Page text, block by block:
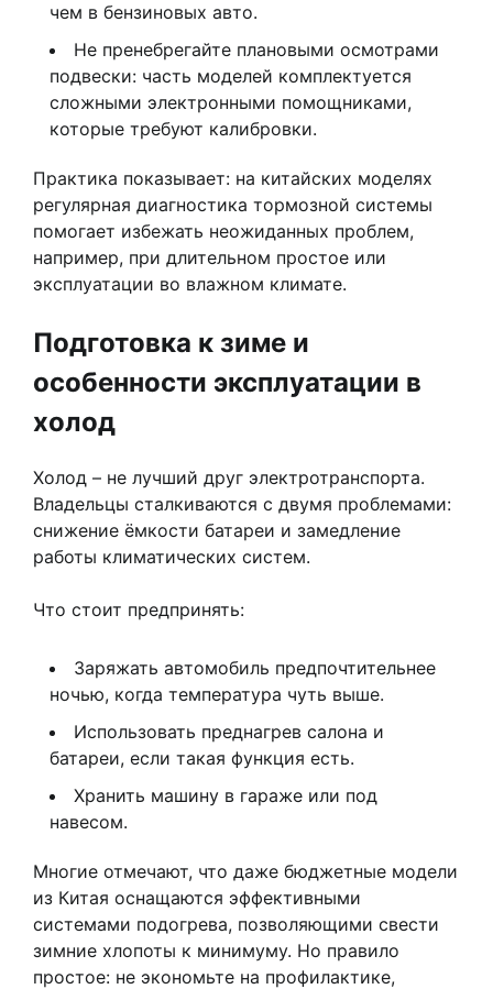
чем в бензиновых авто.
Не пренебрегайте плановыми осмотрами
подвески: часть моделей комплектуется
сложными электронными помощниками,
которые требуют калибровки.
Практика показывает: на китайских моделях
регулярная диагностика тормозной системы
помогает избежать неожиданных проблем,
например, при длительном простое или
эксплуатации во влажном климате.
Подготовка к зиме и
особенности эксплуатации в
холод
Холод – не лучший друг электротранспорта.
Владельцы сталкиваются с двумя проблемами:
снижение ёмкости батареи и замедление
работы климатических систем.
Что стоит предпринять:
Заряжать автомобиль предпочтительнее
ночью, когда температура чуть выше.
Использовать преднагрев салона и
батареи, если такая функция есть.
Хранить машину в гараже или под
навесом.
Многие отмечают, что даже бюджетные модели
из Китая оснащаются эффективными
системами подогрева, позволяющими свести
зимние хлопоты к минимуму. Но правило
простое: не экономьте на профилактике,